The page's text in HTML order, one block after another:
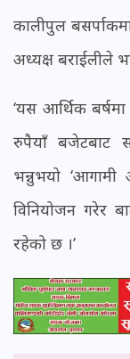
कालीपुल
अध्यक्ष बराईलीले
‘यस आर्थिक
रुपैयाँ बजेटबाट
भन्नुभयो
विनियोजन गरेर
रहेको छ ।’